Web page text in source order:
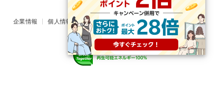
掲載ご希望のサロン様
企業情報 個人情報保護方針 楽天のサービス一覧 アプリ一覧
© Rakuten Group, Inc.